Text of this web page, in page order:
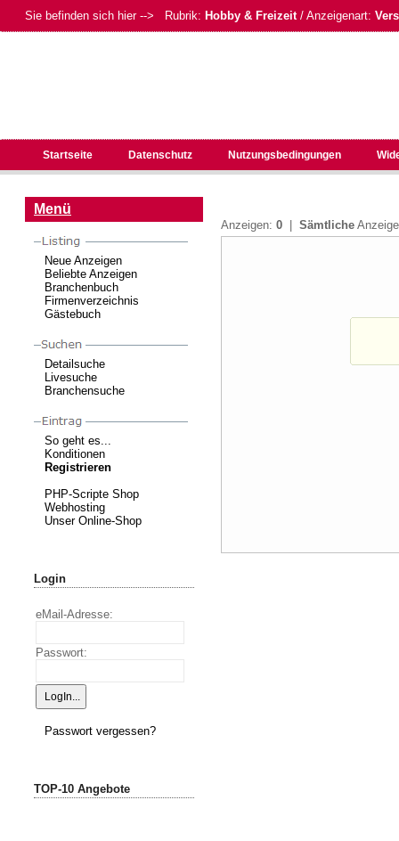
Sie befinden sich hier --> Rubrik: Hobby & Freizeit/ Anzeigenart:
Startseite Datenschutz Nutzungsbedingungen
Menü
Neue Anzeigen
Beliebte Anzeigen
Branchenbuch
Firmenverzeichnis
Gästebuch
Detailsuche
Livesuche
Branchensuche
So geht es...
Konditionen
Registrieren
PHP-Scripte Shop
Webhosting
Unser Online-Shop
Login
eMail-Adresse:
Passwort:
Passwort vergessen?
TOP-10 Angebote
Anzeigen: 0 Sämtliche